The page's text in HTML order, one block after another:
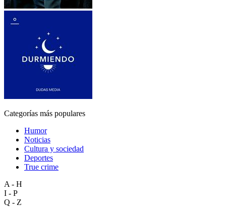
Categorías más populares
Humor
Noticias
Cultura y sociedad
Deportes
True crime
A - H
I - P
Q - Z